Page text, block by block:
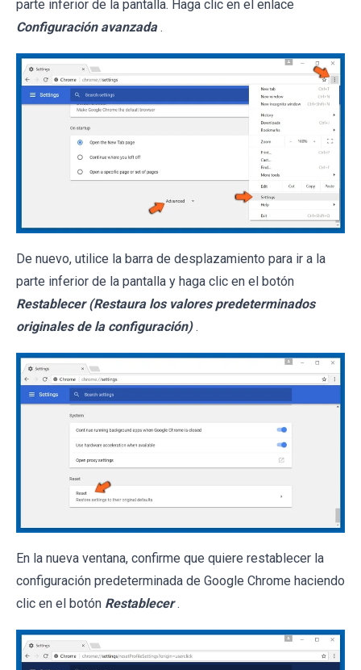
parte inferior de la pantalla. Haga clic en el enlace
Configuración avanzada .
De nuevo, utilice la barra de desplazamiento para ir a la
parte inferior de la pantalla y haga clic en el botón
Restablecer (Restaura los valores predeterminados
originales de la configuración) .
En la nueva ventana, confirme que quiere restablecer la
configuración predeterminada de Google Chrome haciendo
clic en el botón Restablecer .